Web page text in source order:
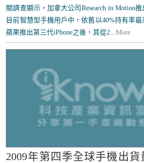
關調查顯示，加拿大公司Research in Motion
目前智慧型手機用戶中，依舊以40%持有率
蘋果推出第三代iPhone之後，其從2...More
2009年第四季全球手機出貨